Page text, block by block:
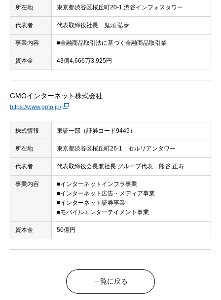
所在地 東京都渋谷区桜丘町20-1 渋谷インフォスタワー
代表者 代表取締役社長 鬼頭 弘泰
事業内容 ■金融商品取引法に基づく金融商品取引業
資本金 43億4,666万3,925円
GMOインターネット株式会社
https://www.gmo.jp/
株式情報 東証一部（証券コード9449）
所在地 東京都渋谷区桜丘町26-1 セルリアンタワー
代表者 代表取締役会長兼社長 グループ代表 熊谷 正寿
事業内容
■インターネットインフラ事業
■インターネット広告・メディア事業
■インターネット証券事業
■モバイルエンターテイメント事業
資本金 50億円
一覧に戻る